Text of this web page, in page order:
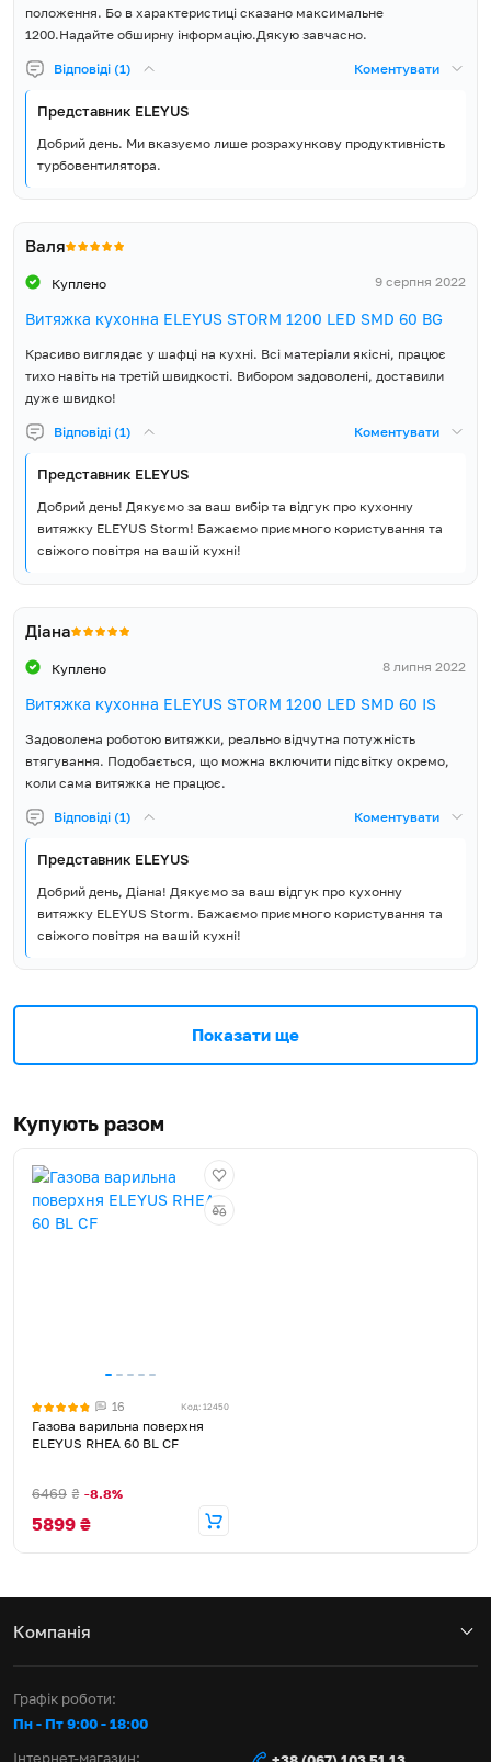
положення. Бо в характеристиці сказано максимальне
1200.Надайте обширну інформацію.Дякую завчасно.
Відповіді (1) Коментувати
Представник ELEYUS
Добрий день. Ми вказуємо лише розрахункову продуктивність
турбовентилятора.
Валя
Куплено 9 серпня 2022
Витяжка кухонна ELEYUS STORM 1200 LED SMD 60 BG
Красиво виглядає у шафці на кухні. Всі матеріали якісні, працює
тихо навіть на третій швидкості. Вибором задоволені, доставили
дуже швидко!
Відповіді (1) Коментувати
Представник ELEYUS
Добрий день! Дякуємо за ваш вибір та відгук про кухонну
витяжку ELEYUS Storm! Бажаємо приємного користування та
свіжого повітря на вашій кухні!
Діана
Куплено 8 липня 2022
Витяжка кухонна ELEYUS STORM 1200 LED SMD 60 IS
Задоволена роботою витяжки, реально відчутна потужність
втягування. Подобається, що можна включити підсвітку окремо,
коли сама витяжка не працює.
Відповіді (1) Коментувати
Представник ELEYUS
Добрий день, Діана! Дякуємо за ваш відгук про кухонну
витяжку ELEYUS Storm. Бажаємо приємного користування та
свіжого повітря на вашій кухні!
Показати ще
Купують разом
16 Код: 12450
Газова варильна поверхня
ELEYUS RHEA 60 BL CF
6469 ₴ -8.8%
5899 ₴
Компанія
Графік роботи:
Пн - Пт 9:00 - 18:00
Інтернет-магазин: